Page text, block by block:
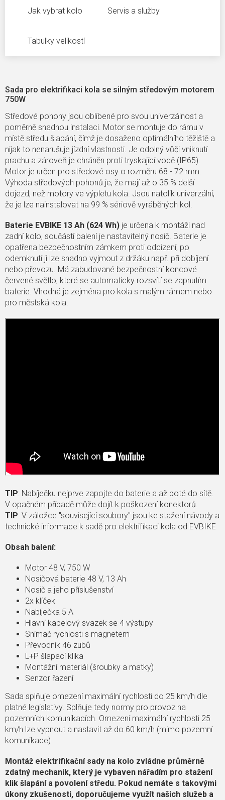
Jak vybrat kolo Servis a služby
Tabulky velikostí
Sada pro elektrifikaci kola se silným středovým motorem
750W
Středové pohony jsou oblíbené pro svou univerzálnost a
poměrně snadnou instalaci. Motor se montuje do rámu v
místě středu šlapání, čímž je dosaženo optimálního těžiště a
nijak to nenarušuje jízdní vlastnosti. Je odolný vůči vniknutí
prachu a zároveň je chráněn proti tryskající vodě (IP65).
Motor je určen pro středové osy o rozměru 68 - 72 mm.
Výhoda středových pohonů je, že mají až o 35 % delší
dojezd, než motory ve výpletu kola. Jsou natolik univerzální,
že je lze nainstalovat na 99 % sériově vyráběných kol.
Baterie EVBIKE 13 Ah (624 Wh) je určena k montáži nad
zadní kolo, součástí balení je nastavitelný nosič. Baterie je
opatřena bezpečnostním zámkem proti odcizení, po
odemknutí ji lze snadno vyjmout z držáku např. při dobíjení
nebo převozu. Má zabudované bezpečnostní koncové
červené světlo, které se automaticky rozsvítí se zapnutím
baterie. Vhodná je zejména pro kola s malým rámem nebo
pro městská kola.
TIP: Nabíječku nejprve zapojte do baterie a až poté do sítě.
V opačném případě může dojít k poškození konektorů.
TIP: V záložce "související soubory" jsou ke stažení návody a
technické informace k sadě pro elektrifikaci kola od EVBIKE
Obsah balení:
Motor 48 V, 750 W
Nosičová baterie 48 V, 13 Ah
Nosič a jeho příslušenství
2x klíček
Nabíječka 5 A
Hlavní kabelový svazek se 4 výstupy
Snímač rychlosti s magnetem
Převodník 46 zubů
L+P šlapací klika
Montážní materiál (šroubky a matky)
Senzor řazení
Sada splňuje omezení maximální rychlosti do 25 km/h dle
platné legislativy. Splňuje tedy normy pro provoz na
pozemních komunikacích. Omezení maximální rychlosti 25
km/h lze vypnout a nastavit až do 60 km/h (mimo pozemní
komunikace).
Montáž elektrifikační sady na kolo zvládne průměrně
zdatný mechanik, který je vybaven nářadím pro stažení
klik šlapání a povolení středu. Pokud nemáte s takovými
úkony zkušenosti, doporučujeme využít našich služeb a